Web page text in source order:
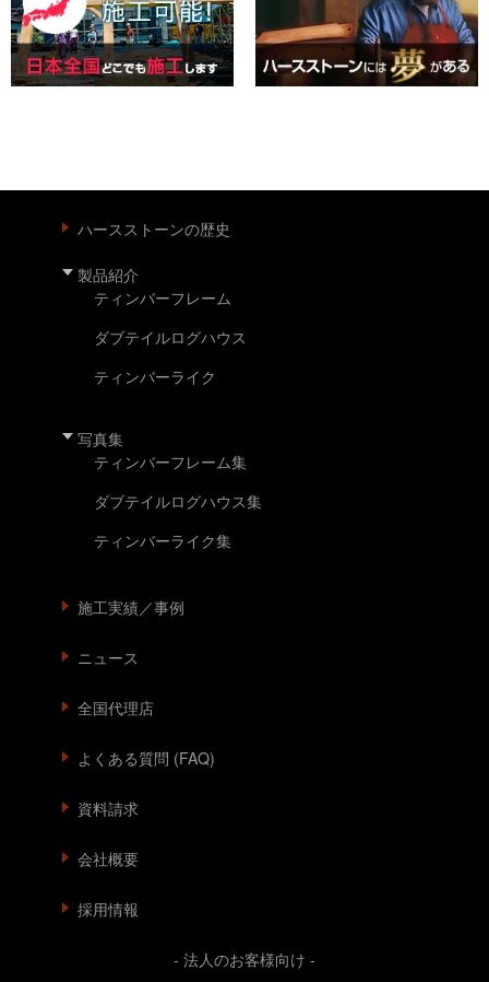
ハースストーンの歴史
製品紹介
ティンバーフレーム
ダブテイルログハウス
ティンバーライク
写真集
ティンバーフレーム集
ダブテイルログハウス集
ティンバーライク集
施工実績／事例
ニュース
全国代理店
よくある質問 (FAQ)
資料請求
会社概要
採用情報
- 法人のお客様向け -